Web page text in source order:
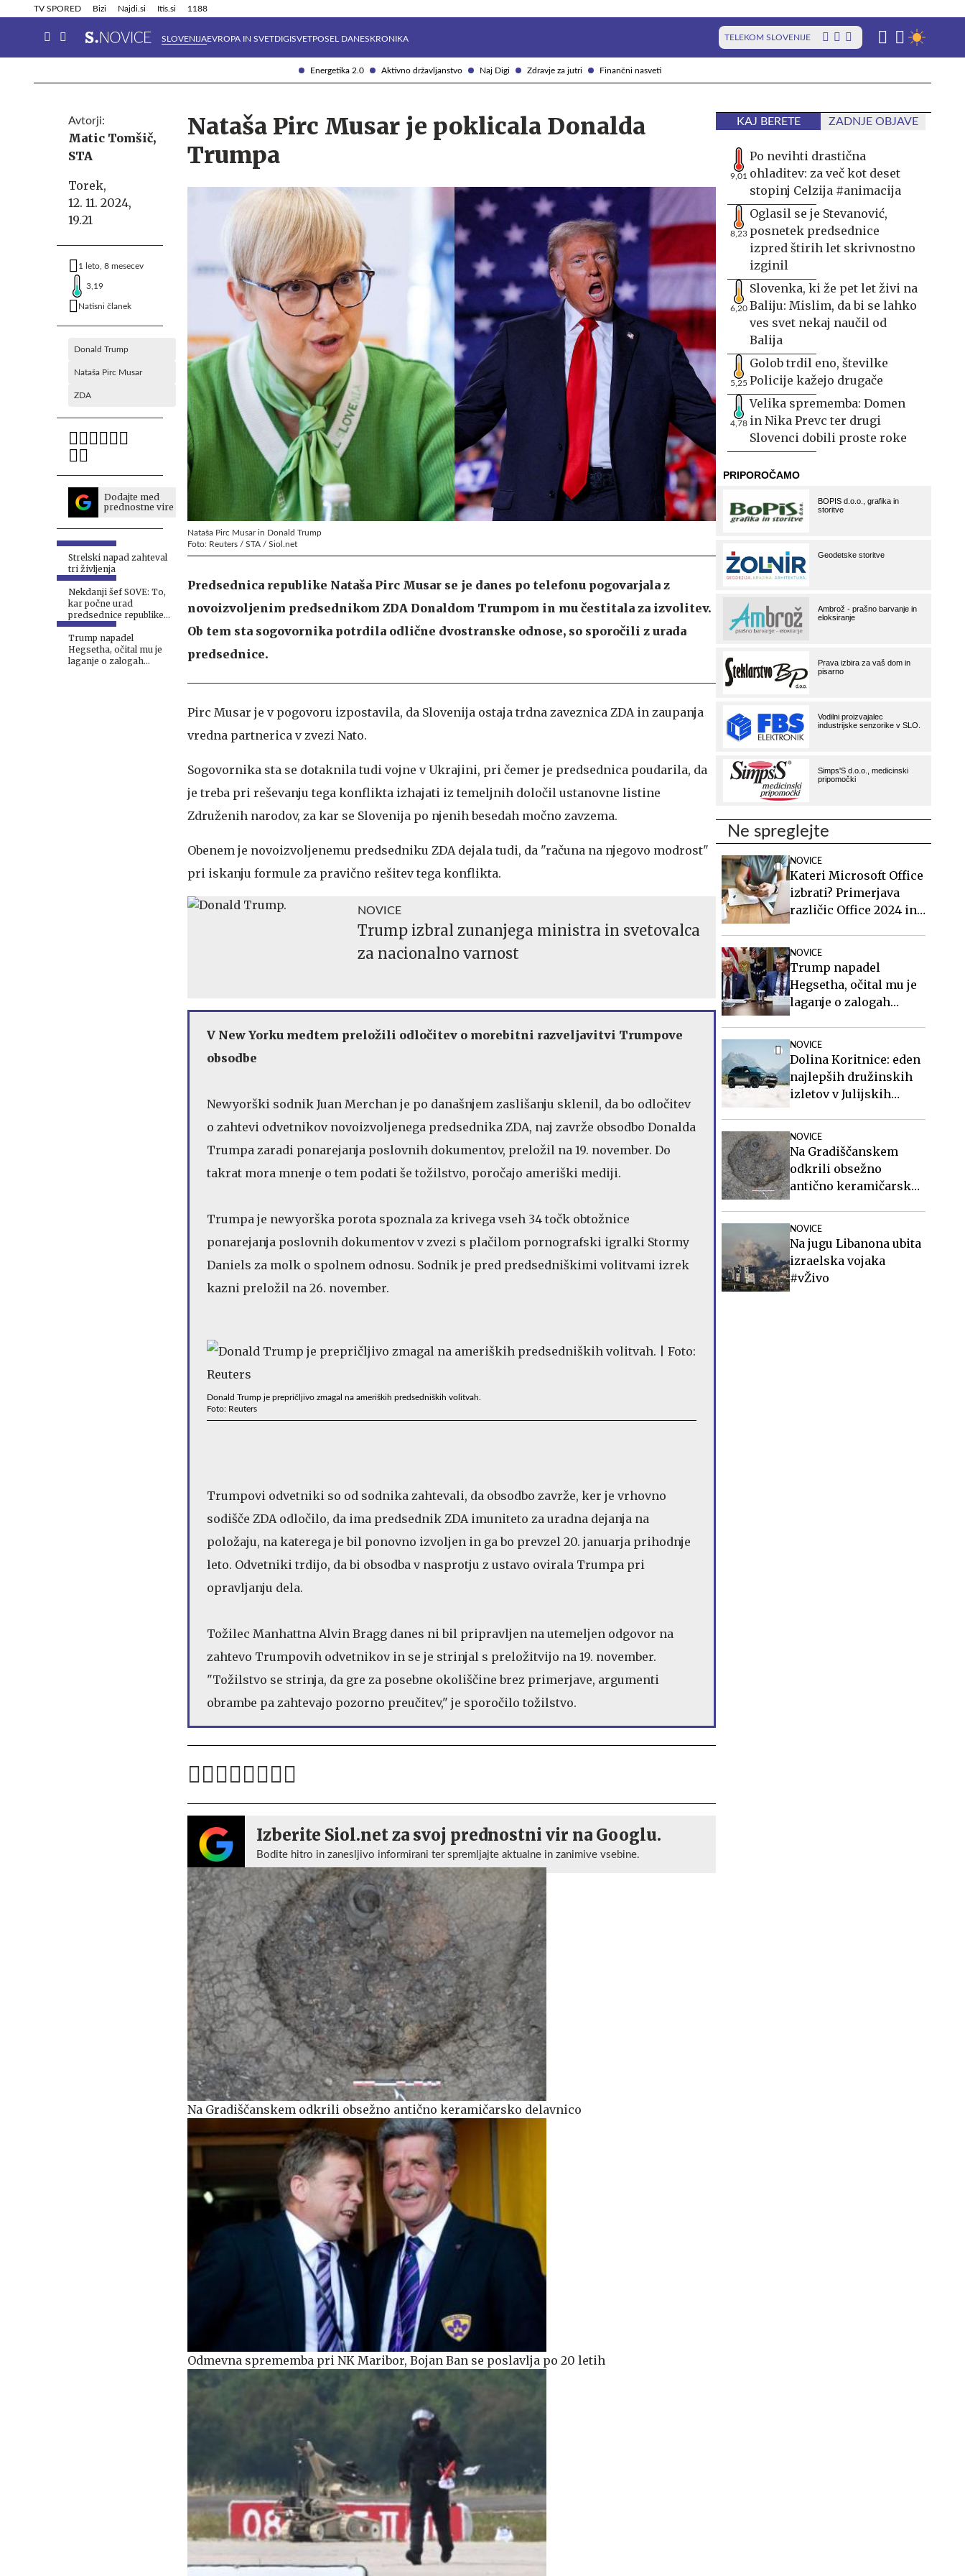
Energetika 2.0 Aktivno državljanstvo Naj Digi Zdravje za jutri Finančni nasveti
TV SPORED Bizi Najdi.si Itis.si 1188
SLOVENIJAEVROPA IN SVETDIGISVETPOSEL DANESKRONIKA TELEKOM SLOVENIJE
Info in obvestila Tehnik
Avtorji:
Matic Tomšič,
STA
Torek,
12. 11. 2024,
19.21
1 leto, 8 mesecev
3,19
Natisni članek
Donald Trump
Nataša Pirc Musar
ZDA
Dodajte med
prednostne vire
Strelski napad zahteval
tri življenja
Nekdanji šef SOVE: To,
kar počne urad
predsednice republike,
je nesmiselno
Trump napadel
Hegsetha, očital mu je
laganje o zalogah
Nataša Pirc Musar je poklicala Donalda
Trumpa
Nataša Pirc Musar in Donald Trump
Foto: Reuters / STA / Siol.net
Predsednica republike Nataša Pirc Musar se je danes po telefonu pogovarjala z
novoizvoljenim predsednikom ZDA Donaldom Trumpom in mu čestitala za izvolitev.
Ob tem sta sogovornika potrdila odlične dvostranske odnose, so sporočili z urada
predsednice.
Pirc Musar je v pogovoru izpostavila, da Slovenija ostaja trdna zaveznica ZDA in zaupanja
vredna partnerica v zvezi Nato.
Sogovornika sta se dotaknila tudi vojne v Ukrajini, pri čemer je predsednica poudarila, da
je treba pri reševanju tega konflikta izhajati iz temeljnih določil ustanovne listine
Združenih narodov, za kar se Slovenija po njenih besedah močno zavzema.
Obenem je novoizvoljenemu predsedniku ZDA dejala tudi, da "računa na njegovo modrost"
pri iskanju formule za pravično rešitev tega konflikta.
NOVICE
Trump izbral zunanjega ministra in svetovalca
za nacionalno varnost
V New Yorku medtem preložili odločitev o morebitni razveljavitvi Trumpove
obsodbe
Newyorški sodnik Juan Merchan je po današnjem zaslišanju sklenil, da bo odločitev
o zahtevi odvetnikov novoizvoljenega predsednika ZDA, naj zavrže obsodbo Donalda
Trumpa zaradi ponarejanja poslovnih dokumentov, preložil na 19. november. Do
takrat mora mnenje o tem podati še tožilstvo, poročajo ameriški mediji.
Trumpa je newyorška porota spoznala za krivega vseh 34 točk obtožnice
ponarejanja poslovnih dokumentov v zvezi s plačilom pornografski igralki Stormy
Daniels za molk o spolnem odnosu. Sodnik je pred predsedniškimi volitvami izrek
kazni preložil na 26. november.
Donald Trump je prepričljivo zmagal na ameriških predsedniških volitvah.
Foto: Reuters
Trumpovi odvetniki so od sodnika zahtevali, da obsodbo zavrže, ker je vrhovno
sodišče ZDA odločilo, da ima predsednik ZDA imuniteto za uradna dejanja na
položaju, na katerega je bil ponovno izvoljen in ga bo prevzel 20. januarja prihodnje
leto. Odvetniki trdijo, da bi obsodba v nasprotju z ustavo ovirala Trumpa pri
opravljanju dela.
Tožilec Manhattna Alvin Bragg danes ni bil pripravljen na utemeljen odgovor na
zahtevo Trumpovih odvetnikov in se je strinjal s preložitvijo na 19. november.
"Tožilstvo se strinja, da gre za posebne okoliščine brez primerjave, argumenti
obrambe pa zahtevajo pozorno preučitev," je sporočilo tožilstvo.
Izberite Siol.net za svoj prednostni vir na Googlu.
Bodite hitro in zanesljivo informirani ter spremljajte aktualne in zanimive vsebine.
Na Gradiščanskem odkrili obsežno antično keramičarsko delavnico
Odmevna sprememba pri NK Maribor, Bojan Ban se poslavlja po 20 letih
KAJ BERETE ZADNJE OBJAVE
9,01
Po nevihti drastična
ohladitev: za več kot deset
stopinj Celzija #animacija
8,23
Oglasil se je Stevanović,
posnetek predsednice
izpred štirih let skrivnostno
izginil
6,20
Slovenka, ki že pet let živi na
Baliju: Mislim, da bi se lahko
ves svet nekaj naučil od
Balija
5,25
Golob trdil eno, številke
Policije kažejo drugače
4,78
Velika sprememba: Domen
in Nika Prevc ter drugi
Slovenci dobili proste roke
Ne spreglejte
NOVICE
Kateri Microsoft Office
izbrati? Primerjava
različic Office 2024 in
NOVICE
Trump napadel
Hegsetha, očital mu je
laganje o zalogah
NOVICE
Dolina Koritnice: eden
najlepših družinskih
izletov v Julijskih
NOVICE
Na Gradiščanskem
odkrili obsežno
antično keramičarsko
NOVICE
Na jugu Libanona ubita
izraelska vojaka
#vŽivo